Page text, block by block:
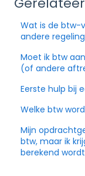
Wat is de btw-
andere
Moet ik btw
(of andere
Eerste hulp bij
Welke btw
Mijn
btw, maar ik
berekend